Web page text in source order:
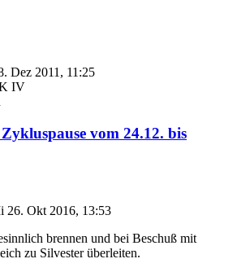
Dez 2011, 11:25
IV
vom 24.12. bis
26. Okt 2016, 13:53
brennen und bei Beschuß mit
zu Silvester überleiten.